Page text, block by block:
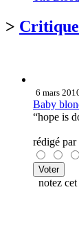
>
6 mars
Baby
“hope is
rédigé par
notez